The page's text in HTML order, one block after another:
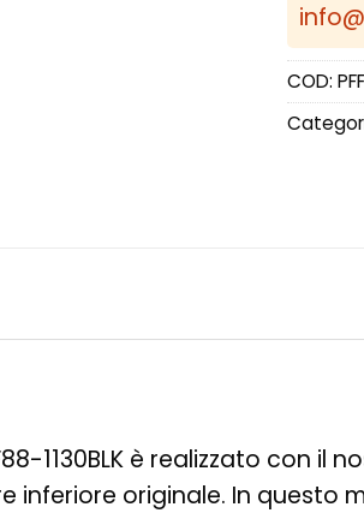
COD:
1130BLK è realizzato con
inferiore originale. In questo